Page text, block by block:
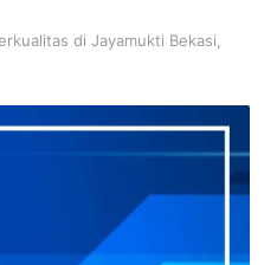
di Jayamukti Bekasi,